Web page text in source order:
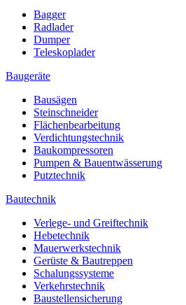
Bagger
Radlader
Dumper
Teleskoplader
Baugeräte
Bausägen
Steinschneider
Flächenbearbeitung
Verdichtungstechnik
Baukompressoren
Pumpen & Bauentwässerung
Putztechnik
Bautechnik
Verlege- und Greiftechnik
Hebetechnik
Mauerwerkstechnik
Gerüste & Bautreppen
Schalungssysteme
Verkehrstechnik
Baustellensicherung